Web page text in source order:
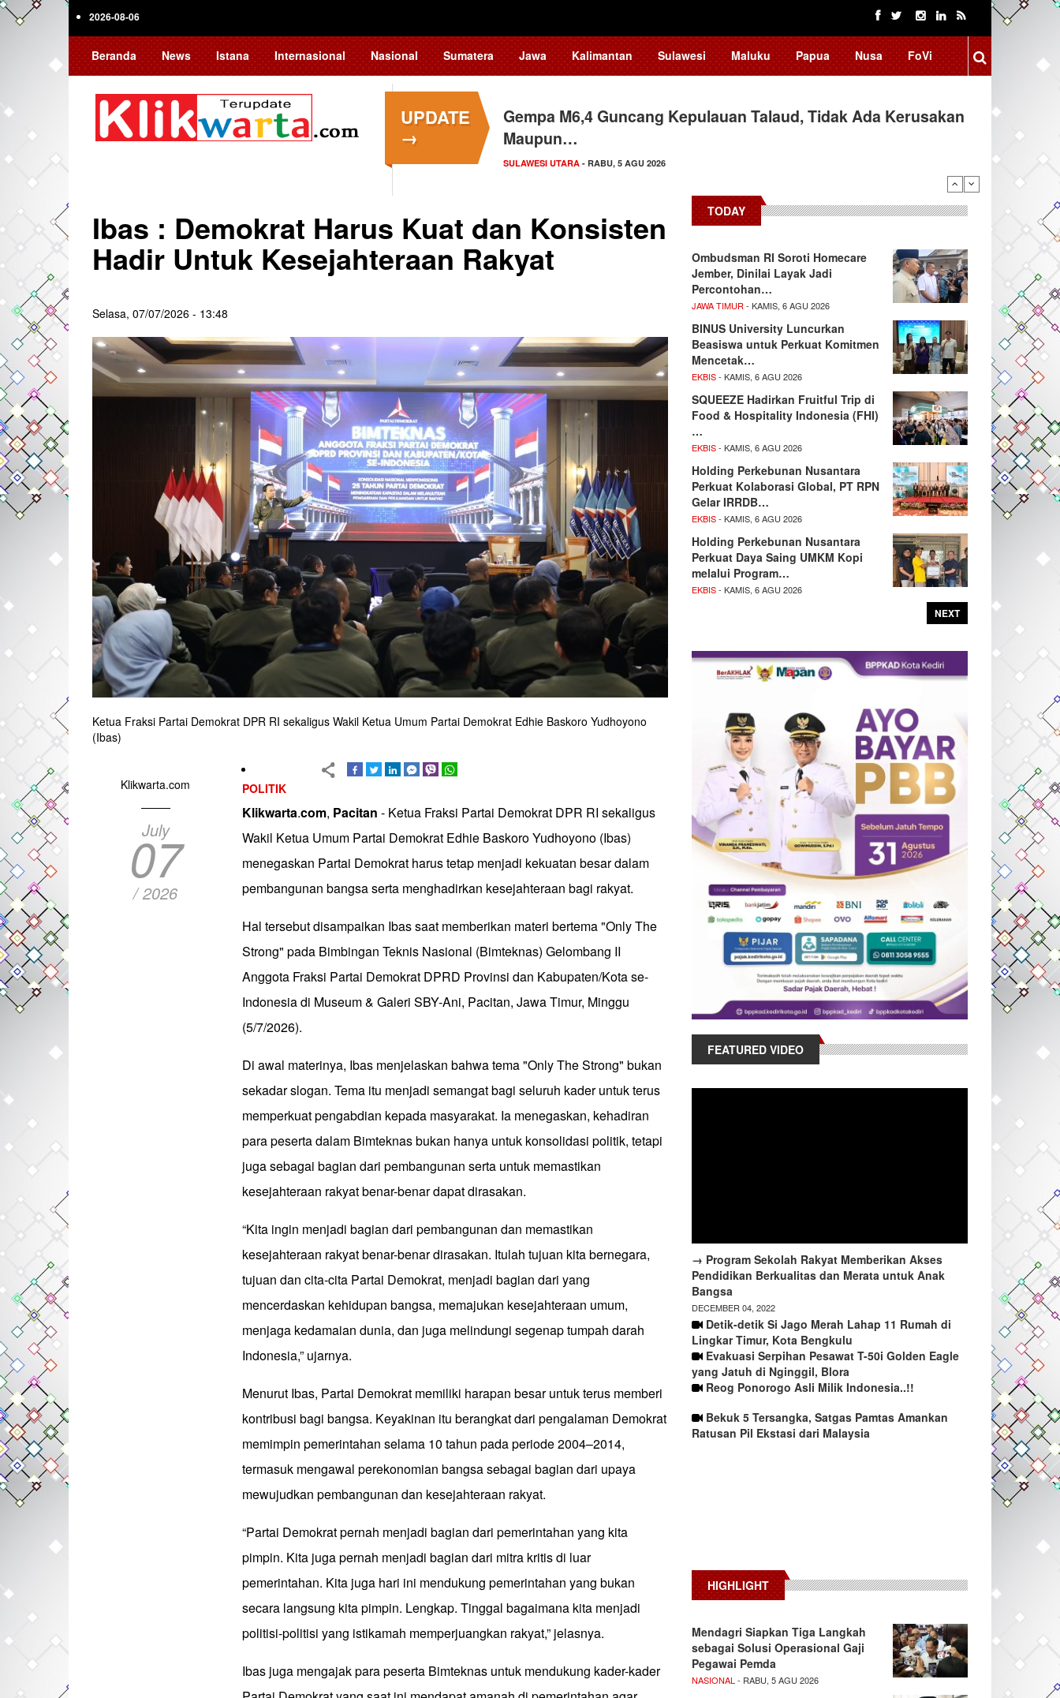
Skip
2026-08-06
Beranda News Istana Internasional Nasional Sumatera Jawa Kalimantan Sulawesi Maluku Papua Nusa FoVi
UPDATE
→
Gempa M6,4 Guncang Kepulauan Talaud, Tidak Ada Kerusakan
Maupun…
SULAWESI UTARA - RABU, 5 AGU 2026
Ibas : Demokrat Harus Kuat dan Konsisten
Hadir Untuk Kesejahteraan Rakyat
Selasa, 07/07/2026 - 13:48
Ketua Fraksi Partai Demokrat DPR RI sekaligus Wakil Ketua Umum Partai Demokrat Edhie Baskoro Yudhoyono
(Ibas)
Klikwarta.com
July
07
/ 2026
POLITIK
Klikwarta.com, Pacitan - Ketua Fraksi Partai Demokrat DPR RI sekaligus
Wakil Ketua Umum Partai Demokrat Edhie Baskoro Yudhoyono (Ibas)
menegaskan Partai Demokrat harus tetap menjadi kekuatan besar dalam
pembangunan bangsa serta menghadirkan kesejahteraan bagi rakyat.
Hal tersebut disampaikan Ibas saat memberikan materi bertema "Only The
Strong" pada Bimbingan Teknis Nasional (Bimteknas) Gelombang II
Anggota Fraksi Partai Demokrat DPRD Provinsi dan Kabupaten/Kota se-
Indonesia di Museum & Galeri SBY-Ani, Pacitan, Jawa Timur, Minggu
(5/7/2026).
Di awal materinya, Ibas menjelaskan bahwa tema "Only The Strong" bukan
sekadar slogan. Tema itu menjadi semangat bagi seluruh kader untuk terus
memperkuat pengabdian kepada masyarakat. Ia menegaskan, kehadiran
para peserta dalam Bimteknas bukan hanya untuk konsolidasi politik, tetapi
juga sebagai bagian dari pembangunan serta untuk memastikan
kesejahteraan rakyat benar-benar dapat dirasakan.
“Kita ingin menjadi bagian dari pembangunan dan memastikan
kesejahteraan rakyat benar-benar dirasakan. Itulah tujuan kita bernegara,
tujuan dan cita-cita Partai Demokrat, menjadi bagian dari yang
mencerdaskan kehidupan bangsa, memajukan kesejahteraan umum,
menjaga kedamaian dunia, dan juga melindungi segenap tumpah darah
Indonesia,” ujarnya.
Menurut Ibas, Partai Demokrat memiliki harapan besar untuk terus memberi
kontribusi bagi bangsa. Keyakinan itu berangkat dari pengalaman Demokrat
memimpin pemerintahan selama 10 tahun pada periode 2004–2014,
termasuk mengawal perekonomian bangsa sebagai bagian dari upaya
mewujudkan pembangunan dan kesejahteraan rakyat.
“Partai Demokrat pernah menjadi bagian dari pemerintahan yang kita
pimpin. Kita juga pernah menjadi bagian dari mitra kritis di luar
pemerintahan. Kita juga hari ini mendukung pemerintahan yang bukan
secara langsung kita pimpin. Lengkap. Tinggal bagaimana kita menjadi
politisi-politisi yang istikamah memperjuangkan rakyat,” jelasnya.
Ibas juga mengajak para peserta Bimteknas untuk mendukung kader-kader
TODAY
Ombudsman RI Soroti Homecare
Jember, Dinilai Layak Jadi
Percontohan…
JAWA TIMUR - KAMIS, 6 AGU 2026
BINUS University Luncurkan
Beasiswa untuk Perkuat Komitmen
Mencetak…
EKBIS- KAMIS, 6 AGU 2026
SQUEEZE Hadirkan Fruitful Trip di
Food & Hospitality Indonesia (FHI)
…
EKBIS- KAMIS, 6 AGU 2026
Holding Perkebunan Nusantara
Perkuat Kolaborasi Global, PT RPN
Gelar IRRDB…
EKBIS- KAMIS, 6 AGU 2026
Holding Perkebunan Nusantara
Perkuat Daya Saing UMKM Kopi
melalui Program…
EKBIS- KAMIS, 6 AGU 2026
NEXT
FEATURED VIDEO
→ Program Sekolah Rakyat Memberikan Akses
Pendidikan Berkualitas dan Merata untuk Anak
Bangsa
DECEMBER 04, 2022
Detik-detik Si Jago Merah Lahap 11 Rumah di
Lingkar Timur, Kota Bengkulu
Evakuasi Serpihan Pesawat T-50i Golden Eagle
yang Jatuh di Nginggil, Blora
Reog Ponorogo Asli Milik Indonesia..!!
Bekuk 5 Tersangka, Satgas Pamtas Amankan
Ratusan Pil Ekstasi dari Malaysia
HIGHLIGHT
Mendagri Siapkan Tiga Langkah
sebagai Solusi Operasional Gaji
Pegawai Pemda
NASIONAL - RABU, 5 AGU 2026